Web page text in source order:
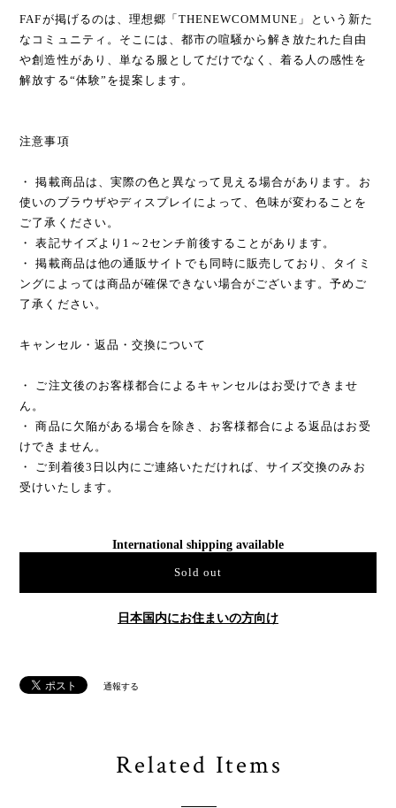
FAFが掲げるのは、理想郷「THENEWCOMMUNE」という新た
なコミュニティ。そこには、都市の喧騒から解き放たれた自由
や創造性があり、単なる服としてだけでなく、着る人の感性を
解放する“体験”を提案します。
注意事項
・ 掲載商品は、実際の色と異なって見える場合があります。お
使いのブラウザやディスプレイによって、色味が変わることを
ご了承ください。
・ 表記サイズより1～2センチ前後することがあります。
・ 掲載商品は他の通販サイトでも同時に販売しており、タイミ
ングによっては商品が確保できない場合がございます。予めご
了承ください。
キャンセル・返品・交換について
・ ご注文後のお客様都合によるキャンセルはお受けできませ
ん。
・ 商品に欠陥がある場合を除き、お客様都合による返品はお受
けできません。
・ ご到着後3日以内にご連絡いただければ、サイズ交換のみお
受けいたします。
International shipping available
Sold out
日本国内にお住まいの方向け
通報する
Related Items